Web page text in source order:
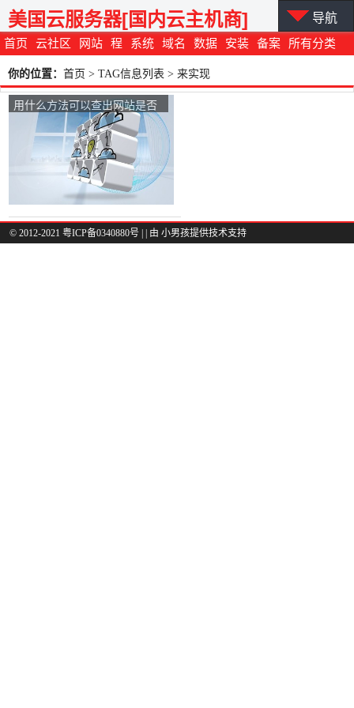
首页 云社区 网站 程 系统 域名 数据 安装 备案 所有分类
美国云服务器[国内云主机商] 导航
你的位置： 首页 > TAG信息列表 > 来实现
用什么方法可以查出网站是否
使用了CDN？
© 2012-2021 粤ICP备0340880号 | | 由 小男孩提供技术支持